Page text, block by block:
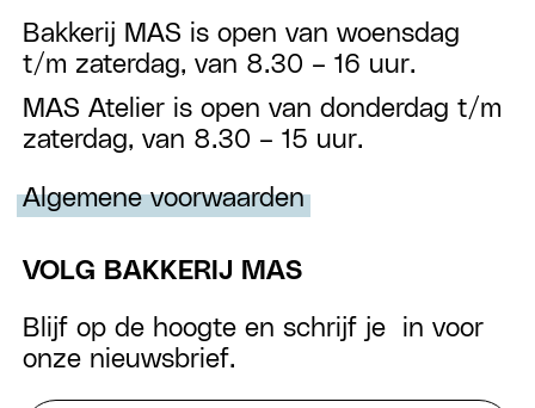
Bakkerij MAS is open van woensdag
t/m zaterdag, van 8.30 – 16 uur.
MAS Atelier is open van donderdag t/m
zaterdag, van 8.30 – 15 uur.
Algemene voorwaarden
VOLG BAKKERIJ MAS
Blijf op de hoogte en schrijf je in voor
onze nieuwsbrief.